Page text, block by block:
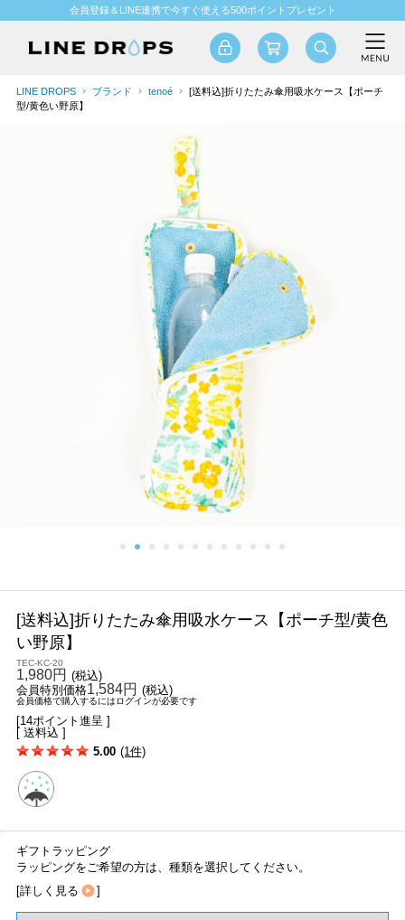
会員登録＆LINE連携で今すぐ使える500ポイントプレゼント
LINE DROPS ブランド tenoé
[送料込]折りたたみ傘用吸水ケース【ポーチ
型/黄色い野原】
[送料込]折りたたみ傘用吸水ケース【ポーチ型/黄色
い野原】
TEC-KC-20
1,980円 (税込)
会員特別価格1,584円 (税込)
会員価格で購入するにはログインが必要です
[14ポイント進呈 ]
[ 送料込 ]
5.00 (1件)
ギフトラッピング
ラッピングをご希望の方は、種類を選択してください。
[詳しく見る ]